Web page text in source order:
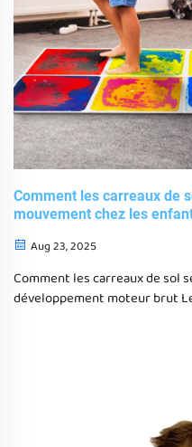
Comment les carreaux de
mouvement chez les
Aug 23, 2025
Comment les carreaux de sol
développement moteur brut